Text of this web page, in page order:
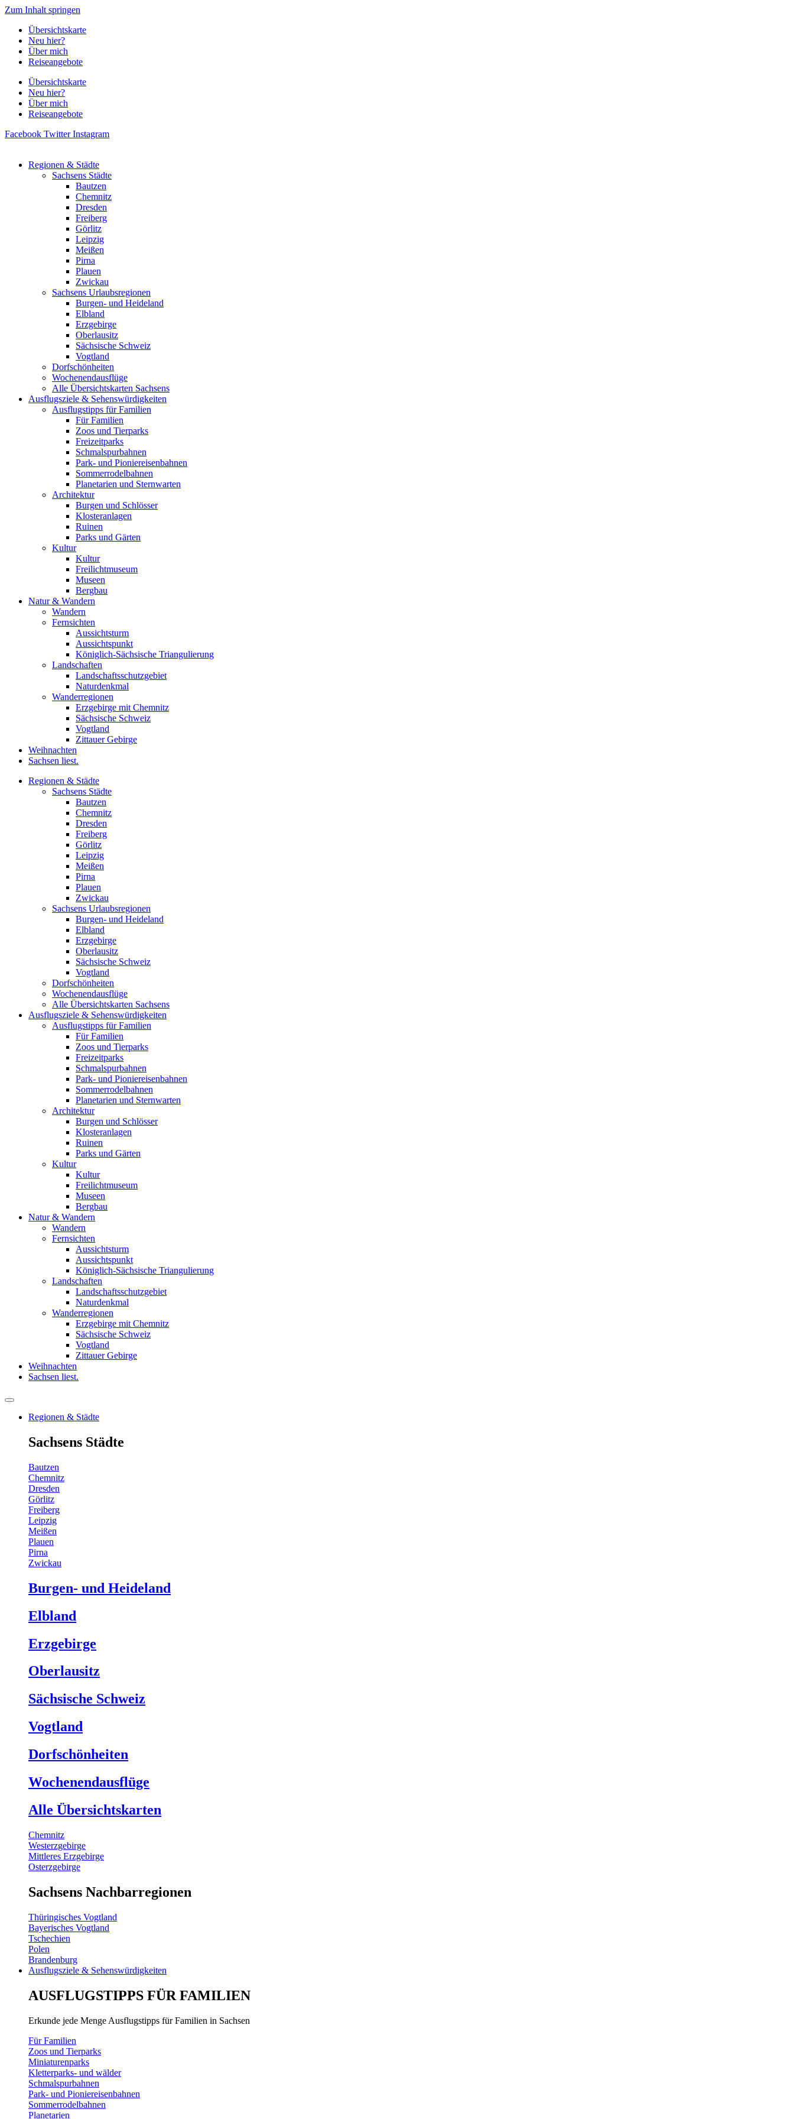
Zum Inhalt springen
Übersichtskarte
Neu hier?
Über mich
Reiseangebote
Übersichtskarte
Neu hier?
Über mich
Reiseangebote
Facebook Twitter Instagram
Regionen & Städte
Sachsens Städte
Bautzen
Chemnitz
Dresden
Freiberg
Görlitz
Leipzig
Meißen
Pirna
Plauen
Zwickau
Sachsens Urlaubsregionen
Burgen- und Heideland
Elbland
Erzgebirge
Oberlausitz
Sächsische Schweiz
Vogtland
Dorfschönheiten
Wochenendausflüge
Alle Übersichtskarten Sachsens
Ausflugsziele & Sehenswürdigkeiten
Ausflugstipps für Familien
Für Familien
Zoos und Tierparks
Freizeitparks
Schmalspurbahnen
Park- und Pioniereisenbahnen
Sommerrodelbahnen
Planetarien und Sternwarten
Architektur
Burgen und Schlösser
Klosteranlagen
Ruinen
Parks und Gärten
Kultur
Kultur
Freilichtmuseum
Museen
Bergbau
Natur & Wandern
Wandern
Fernsichten
Aussichtsturm
Aussichtspunkt
Königlich-Sächsische Triangulierung
Landschaften
Landschaftsschutzgebiet
Naturdenkmal
Wanderregionen
Erzgebirge mit Chemnitz
Sächsische Schweiz
Vogtland
Zittauer Gebirge
Weihnachten
Sachsen liest.
Regionen & Städte
Sachsens Städte
Bautzen
Chemnitz
Dresden
Freiberg
Görlitz
Leipzig
Meißen
Pirna
Plauen
Zwickau
Sachsens Urlaubsregionen
Burgen- und Heideland
Elbland
Erzgebirge
Oberlausitz
Sächsische Schweiz
Vogtland
Dorfschönheiten
Wochenendausflüge
Alle Übersichtskarten Sachsens
Ausflugsziele & Sehenswürdigkeiten
Ausflugstipps für Familien
Für Familien
Zoos und Tierparks
Freizeitparks
Schmalspurbahnen
Park- und Pioniereisenbahnen
Sommerrodelbahnen
Planetarien und Sternwarten
Architektur
Burgen und Schlösser
Klosteranlagen
Ruinen
Parks und Gärten
Kultur
Kultur
Freilichtmuseum
Museen
Bergbau
Natur & Wandern
Wandern
Fernsichten
Aussichtsturm
Aussichtspunkt
Königlich-Sächsische Triangulierung
Landschaften
Landschaftsschutzgebiet
Naturdenkmal
Wanderregionen
Erzgebirge mit Chemnitz
Sächsische Schweiz
Vogtland
Zittauer Gebirge
Weihnachten
Sachsen liest.
Regionen & Städte
Sachsens Städte
Bautzen
Chemnitz
Dresden
Görlitz
Freiberg
Leipzig
Meißen
Plauen
Pirna
Zwickau
Burgen- und Heideland
Elbland
Erzgebirge
Oberlausitz
Sächsische Schweiz
Vogtland
Dorfschönheiten
Wochenendausflüge
Alle Übersichtskarten
Chemnitz
Westerzgebirge
Mittleres Erzgebirge
Osterzgebirge
Sachsens Nachbarregionen
Thüringisches Vogtland
Bayerisches Vogtland
Tschechien
Polen
Brandenburg
Ausflugsziele & Sehenswürdigkeiten
AUSFLUGSTIPPS FÜR FAMILIEN
Erkunde jede Menge Ausflugstipps für Familien in Sachsen
Für Familien
Zoos und Tierparks
Miniaturenparks
Kletterparks- und wälder
Schmalspurbahnen
Park- und Pioniereisenbahnen
Sommerrodelbahnen
Planetarien